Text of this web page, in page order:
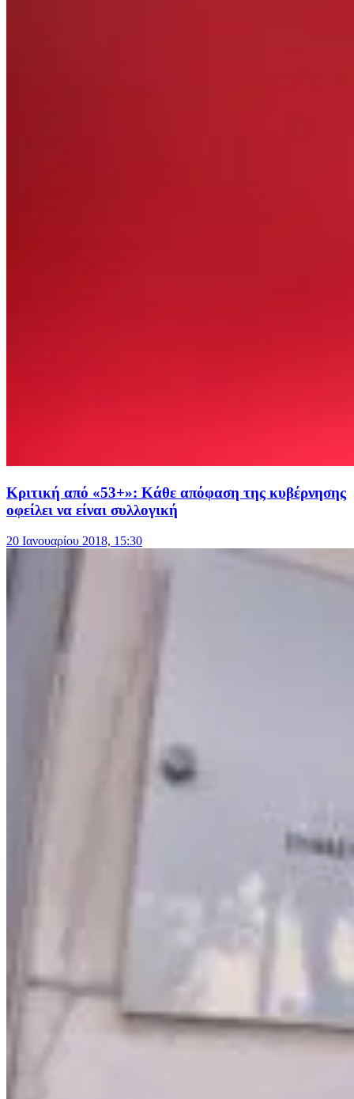
Κριτική από «53+»: Κάθε απόφαση της κυβέρνησης
οφείλει να είναι συλλογική
20 Ιανουαρίου 2018, 15:30